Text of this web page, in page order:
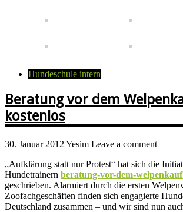
Hundeschule intern
Beratung vor dem
kostenlos
30. Januar 2012 Yesim Leave a comment
„Aufklärung statt nur Protest“ hat sich die
Hundetrainern beratung-vor-dem-
geschrieben. Alarmiert durch die ersten
Zoofachgeschäften finden sich engagierte
Deutschland zusammen – und wir sind nun